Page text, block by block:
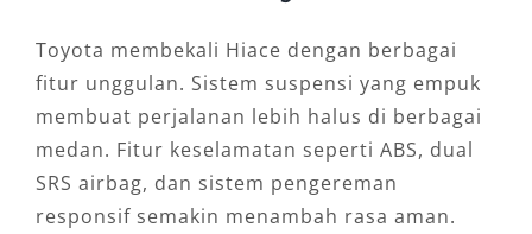
Toyota membekali Hiace dengan berbagai
fitur unggulan. Sistem suspensi yang empuk
membuat perjalanan lebih halus di berbagai
medan. Fitur keselamatan seperti ABS, dual
SRS airbag, dan sistem pengereman
responsif semakin menambah rasa aman.